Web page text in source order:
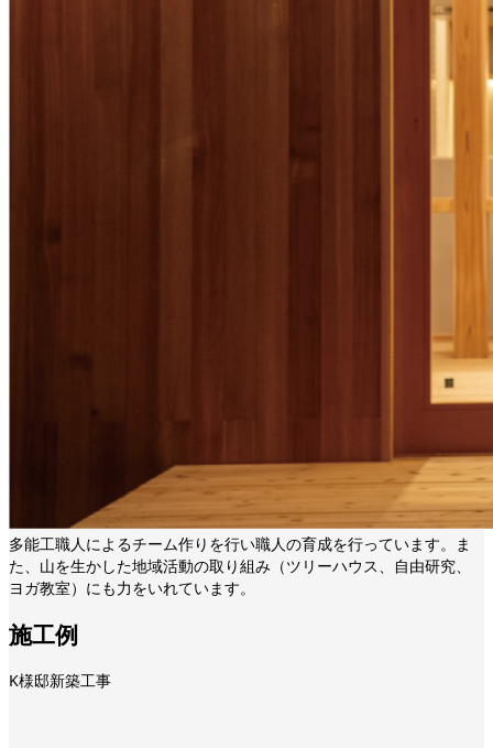
多能工職人によるチーム作りを行い職人の育成を行っています。ま
た、山を生かした地域活動の取り組み（ツリーハウス、自由研究、
ヨガ教室）にも力をいれています。
施工例
K様邸新築工事